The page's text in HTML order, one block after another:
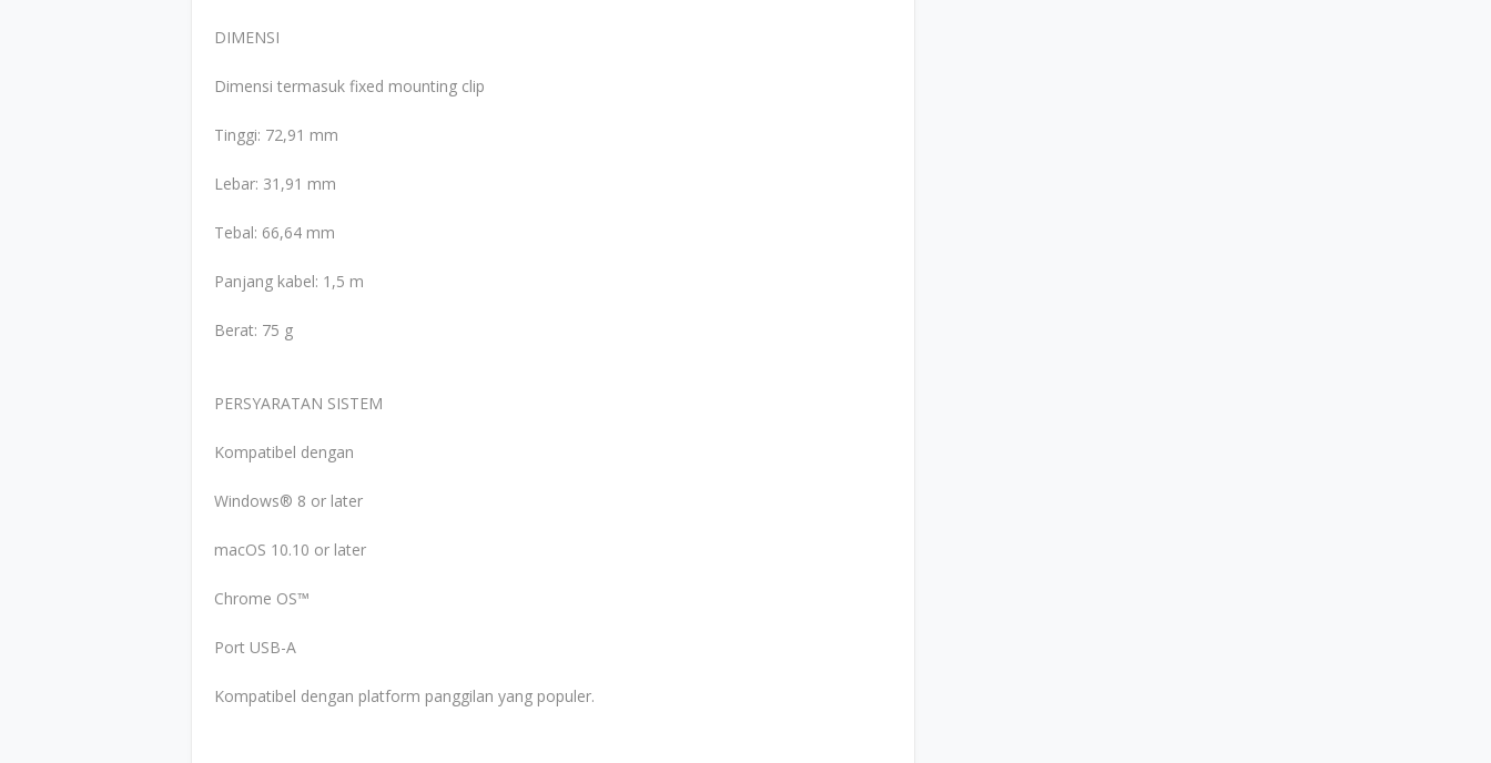
DIMENSI
Dimensi termasuk fixed mounting clip
Tinggi: 72,91 mm
Lebar: 31,91 mm
Tebal: 66,64 mm
Panjang kabel: 1,5 m
Berat: 75 g
PERSYARATAN SISTEM
Kompatibel dengan
Windows® 8 or later
macOS 10.10 or later
Chrome OS™
Port USB-A
Kompatibel dengan platform panggilan yang populer.